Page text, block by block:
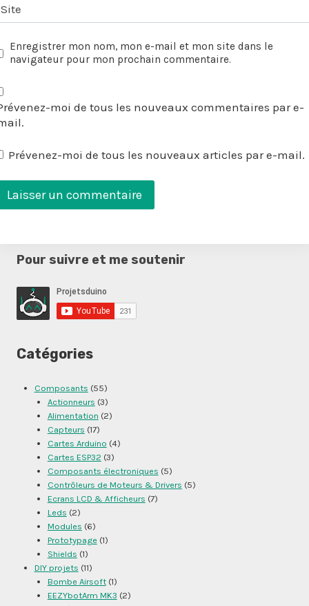
Site
Enregistrer mon nom, mon e-mail et mon site dans le
navigateur pour mon prochain commentaire.
moi de tous les nouveaux commentaires par e-
Prévenez-moi de tous les nouveaux articles par e-mail.
Pour suivre et me soutenir
Catégories
Composants (55)
Actionneurs (3)
Alimentation (2)
Capteurs (17)
Cartes Arduino (4)
Cartes ESP32 (3)
Composants électroniques (5)
Contrôleurs de Moteurs & Drivers (5)
Ecrans LCD & Afficheurs (7)
Leds (2)
Modules (6)
Prototypage(1)
Shields (1)
DIY projets (11)
Bombe Airsoft(1)
EEZYbotArm MK3 (2)